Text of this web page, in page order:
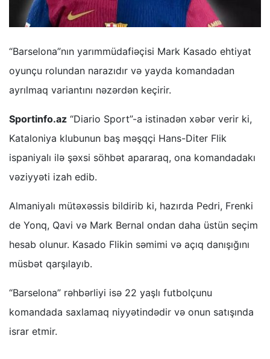
“Barselona”nın yarımmüdafiəçisi Mark Kasado ehtiyat
oyunçu rolundan narazıdır və yayda komandadan
ayrılmaq variantını nəzərdən keçirir.
Sportinfo.az “Diario Sport”-a istinadən xəbər verir ki,
Kataloniya klubunun baş məşqçi Hans-Diter Flik
ispaniyalı ilə şəxsi söhbət apararaq, ona komandadakı
vəziyyəti izah edib.
Almaniyalı mütəxəssis bildirib ki, hazırda Pedri, Frenki
de Yonq, Qavi və Mark Bernal ondan daha üstün seçim
hesab olunur. Kasado Flikin səmimi və açıq danışığını
müsbət qarşılayıb.
“Barselona” rəhbərliyi isə 22 yaşlı futbolçunu
komandada saxlamaq niyyətindədir və onun satışında
israr etmir.